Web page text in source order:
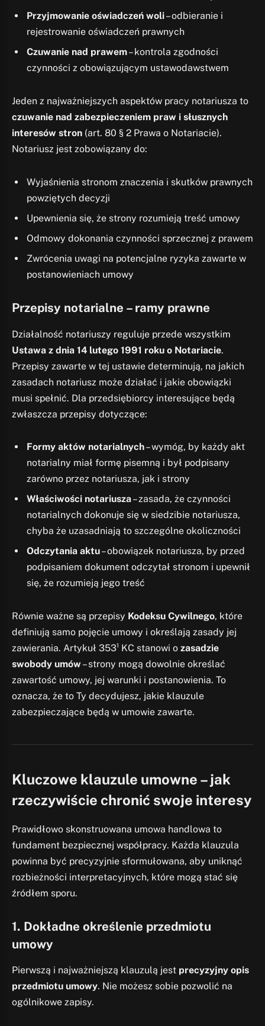
Przyjmowanie oświadczeń woli– odbieranie i
rejestrowanie oświadczeń prawnych
Czuwanie nad prawem– kontrola zgodności
czynności z obowiązującym ustawodawstwem
Jeden z najważniejszych aspektów pracy notariusza to
czuwanie nad zabezpieczeniem praw i słusznych
interesów stron (art. 80 § 2 Prawa o Notariacie).
Notariusz jest zobowiązany do:
Wyjaśnienia stronom znaczenia i skutków prawnych
powziętych decyzji
Upewnienia się, że strony rozumieją treść umowy
Odmowy dokonania czynności sprzecznej z prawem
Zwrócenia uwagi na potencjalne ryzyka zawarte w
postanowieniach umowy
Przepisy notarialne – ramy prawne
Działalność notariuszy reguluje przede wszystkim
Ustawa z dnia 14 lutego 1991 roku o Notariacie.
Przepisy zawarte w tej ustawie determinują, na jakich
zasadach notariusz może działać i jakie obowiązki
musi spełnić. Dla przedsiębiorcy interesujące będą
zwłaszcza przepisy dotyczące:
Formy aktów notarialnych– wymóg, by każdy akt
notarialny miał formę pisemną i był podpisany
zarówno przez notariusza, jak i strony
Właściwości notariusza– zasada, że czynności
notarialnych dokonuje się w siedzibie notariusza,
chyba że uzasadniają to szczególne okoliczności
Odczytania aktu– obowiązek notariusza, by przed
podpisaniem dokument odczytał stronom i upewnił
się, że rozumieją jego treść
Równie ważne są przepisy Kodeksu Cywilnego, które
definiują samo pojęcie umowy i określają zasady jej
zawierania. Artykuł 353¹ KC stanowi o zasadzie
swobody umów – strony mogą dowolnie określać
zawartość umowy, jej warunki i postanowienia. To
oznacza, że to Ty decydujesz, jakie klauzule
zabezpieczające będą w umowie zawarte.
Kluczowe klauzule umowne – jak
rzeczywiście chronić swoje interesy
Prawidłowo skonstruowana umowa handlowa to
fundament bezpiecznej współpracy. Każda klauzula
powinna być precyzyjnie sformułowana, aby uniknąć
rozbieżności interpretacyjnych, które mogą stać się
źródłem sporu.
1. Dokładne określenie przedmiotu
umowy
Pierwszą i najważniejszą klauzulą jest precyzyjny opis
przedmiotu umowy. Nie możesz sobie pozwolić na
ogólnikowe zapisy.